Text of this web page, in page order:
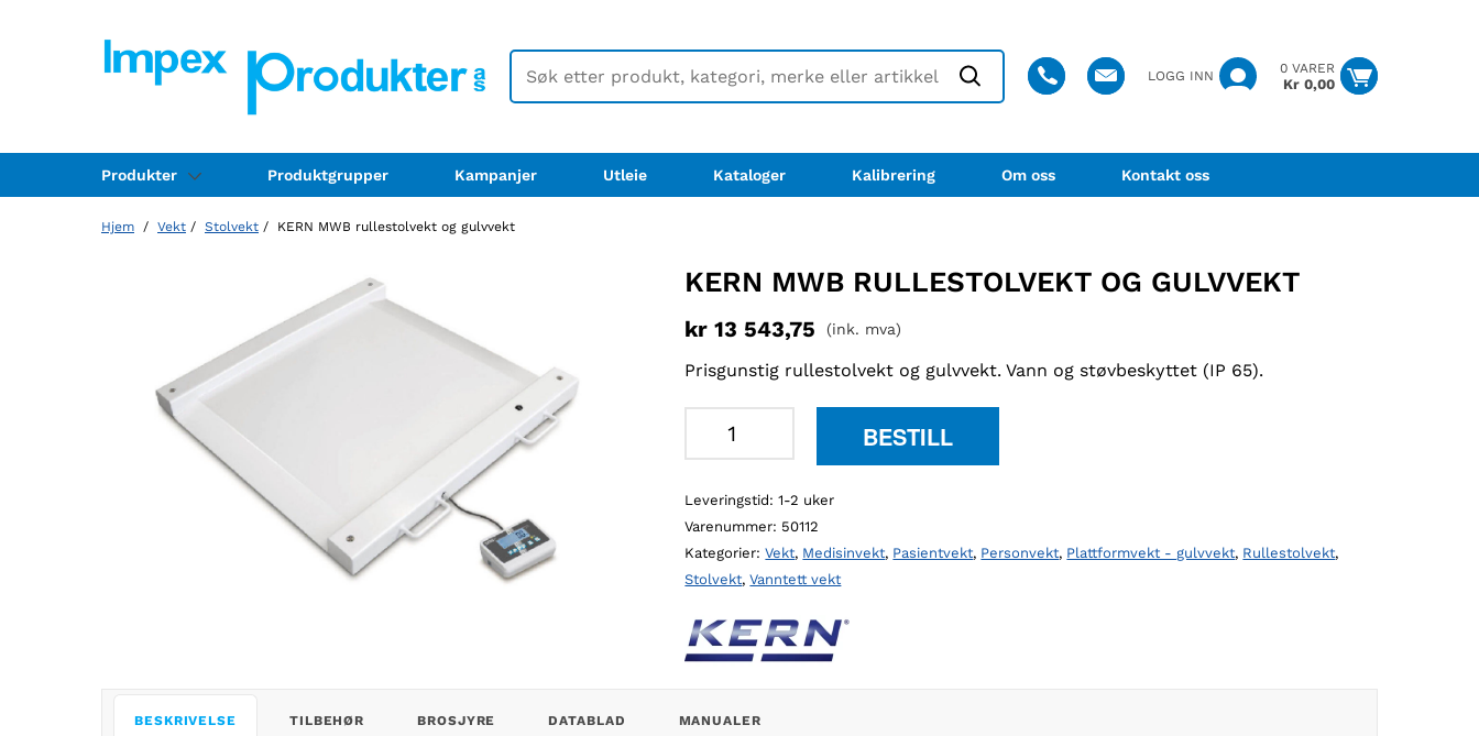
LOGG INN
0 VARER
Kr0,00
Produkter Produktgrupper Kampanjer Utleie Kataloger Kalibrering Om oss Kontakt oss
Hjem / Vekt / Stolvekt / KERN MWB rullestolvekt og gulvvekt
KERN MWB RULLESTOLVEKT OG GULVVEKT
kr 13 543,75 (ink. mva)
Prisgunstig rullestolvekt og gulvvekt. Vann og støvbeskyttet (IP 65).
og
gulvvekt
antall
BESTILL
Leveringstid: 1-2 uker
Varenummer: 50112
Kategorier:Vekt, Medisinvekt, Pasientvekt, Personvekt, Plattformvekt - gulvvekt, Rullestolvekt,
Stolvekt,Vanntett vekt
BESKRIVELSE TILBEHØR BROSJYRE DATABLAD MANUALER